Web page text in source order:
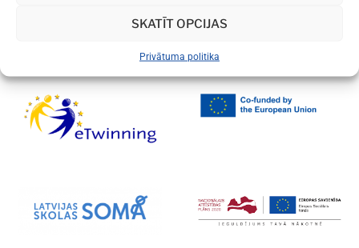
SKATĪT OPCIJAS
Privātuma politika